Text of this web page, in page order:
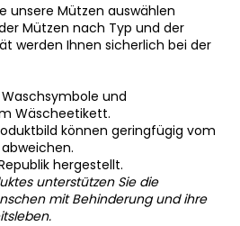
unsere Mützen auswählen
Mützen nach Typ und der
werden Ihnen sicherlich bei der
und
Wäscheetikett.
können geringfügig vom
hergestellt.
unterstützen Sie die
mit Behinderung und ihre